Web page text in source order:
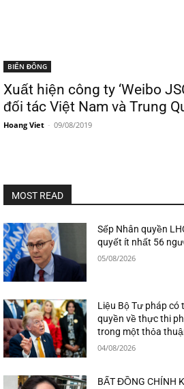
BIỂN ĐÔNG
Xuất hiện công ty ‘Weibo
đối tác Việt Nam và Trung
Hoang Viet - 09/08/2019
MOST READ
Sếp Nhân quyền
quyết ít nhất 56
05/08/2026
Liệu Bộ Tư pháp
quyền về thực thi
trong một thỏa
04/08/2026
BẤT ĐỒNG CHÍNH